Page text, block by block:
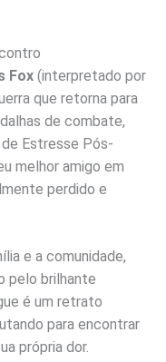
Fox (interpretado por
que retorna para
de combate,
Estresse Pós-
melhor amigo em
perdido e
e a comunidade,
pelo brilhante
é um retrato
para encontrar
própria dor.